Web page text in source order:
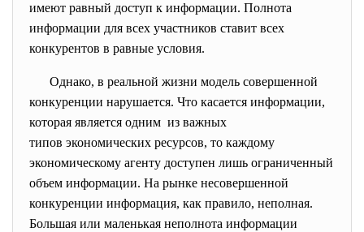
имеют равный доступ к информации. Полнота
информации для всех участников ставит всех
конкурентов в равные условия.
Однако, в реальной жизни модель совершенной
конкуренции нарушается. Что касается информации,
которая является одним из важных
типов экономических ресурсов, то каждому
экономическому агенту доступен лишь ограниченный
объем информации. На рынке несовершенной
конкуренции информация, как правило, неполная.
Большая или маленькая неполнота информации